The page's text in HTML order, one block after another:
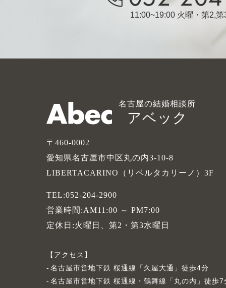
11:00~19:00 火曜・第2,
名古屋の結婚相談所
アベック
〒460-0002
愛知県名古屋市中区丸の内3-10-8
LIBERTACARINO（リベルタカリーノ）3F
TEL:052-204-2900
営業時間:AM11:00 ～ PM7:00
定休日:火曜日、第2・第3水曜日
アクセス
名古屋市営地下鉄 桜通線「久屋大通」徒歩4分
名古屋市営地下鉄 桜通線・鶴舞線「丸の内」徒歩7